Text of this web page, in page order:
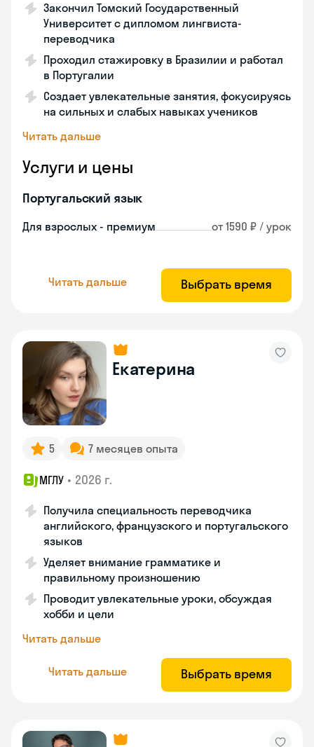
Закончил Томский Государственный
Университет с дипломом лингвиста-
переводчика
Проходил стажировку в Бразилии и работал
в Португалии
Создает увлекательные занятия, фокусируясь
на сильных и слабых навыках учеников
Читать дальше
Услуги и цены
Португальский язык
Для взрослых - премиум от 1590 ₽ / урок
Читать дальше Выбрать время
Екатерина
5 7 месяцев опыта
МГЛУ • 2026 г.
Получила специальность переводчика
английского, французского и португальского
языков
Уделяет внимание грамматике и
правильному произношению
Проводит увлекательные уроки, обсуждая
хобби и цели
Читать дальше
Читать дальше Выбрать время